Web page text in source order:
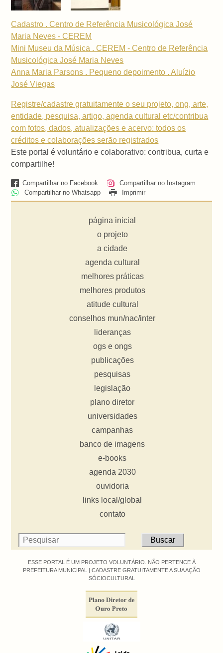
Cadastro . Centro de Referência Musicológica José
Maria Neves - CEREM
Mini Museu da Música . CEREM - Centro de Referência
Musicológica José Maria Neves
Anna Maria Parsons . Pequeno depoimento . Aluízio
José Viegas
Registre/cadastre gratuitamente o seu projeto, ong, arte,
entidade, pesquisa, artigo, agenda cultural etc/contribua
com fotos, dados, atualizações e acervo: todos os
créditos e colaborações serão registrados
Este portal é voluntário e colaborativo: contribua, curta e
compartilhe!
Compartilhar no Facebook
Compartilhar no Instagram
Compartilhar no Whatsapp
Imprimir
página inicial
o projeto
a cidade
agenda cultural
melhores práticas
melhores produtos
atitude cultural
conselhos mun/nac/inter
lideranças
ogs e ongs
publicações
pesquisas
legislação
plano diretor
universidades
campanhas
banco de imagens
e-books
agenda 2030
ouvidoria
links local/global
contato
ESSE PORTAL É UM PROJETO VOLUNTÁRIO. NÃO PERTENCE À
PREFEITURA MUNICIPAL | CADASTRE GRATUITAMENTE A SUA AÇÃO
SÓCIOCULTURAL